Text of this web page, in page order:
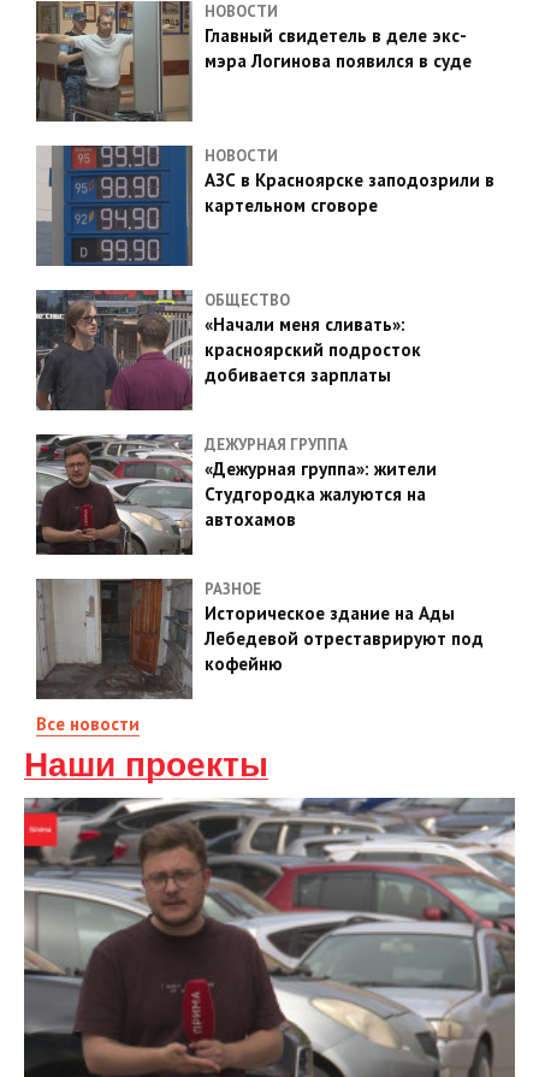
НОВОСТИ
Главный свидетель в деле экс-
мэра Логинова появился в суде
НОВОСТИ
АЗС в Красноярске заподозрили в
картельном сговоре
ОБЩЕСТВО
«Начали меня сливать»:
красноярский подросток
добивается зарплаты
ДЕЖУРНАЯ ГРУППА
«Дежурная группа»: жители
Студгородка жалуются на
автохамов
РАЗНОЕ
Историческое здание на Ады
Лебедевой отреставрируют под
кофейню
Все новости
Наши проекты